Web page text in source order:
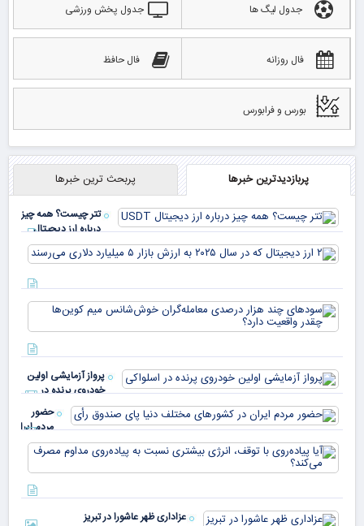
جدول لیگ ها جدول پخش ورزشی
فال روزانه فال حافظ
بورس و فرابورس
پربازدیدترین خبرها پربحث ترین خبرها
تتر چیست؟ همه چیز
درباره ارز دیجیتال
USDT
پرواز آزمایشی اولین
خودروی پرنده در
اسلواکی
حضور
مردم ایران
در
کشورهای
مختلف
دنیا پای
صندوق
عزاداری ظهر عاشورا در تبریز